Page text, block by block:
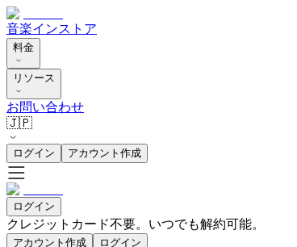
音楽インストア
料金
リソース
お問い合わせ
🇯🇵
ログイン アカウント作成
ログイン
クレジットカード不要。いつでも解約可能。
アカウント作成 ログイン